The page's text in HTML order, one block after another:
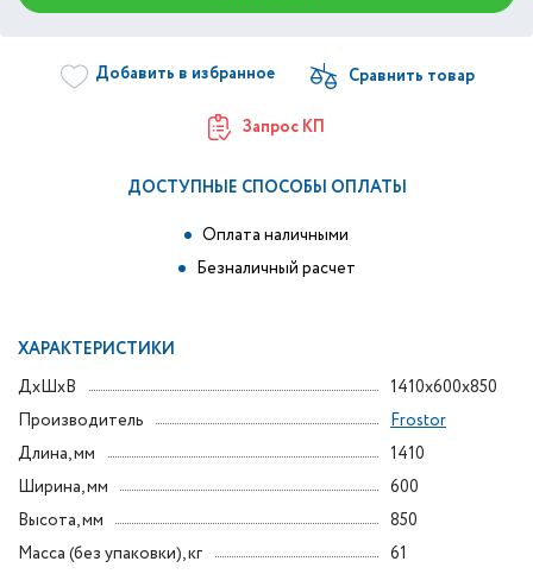
Добавить в избранное
Запрос КП
ДОСТУПНЫЕ СПОСОБЫ ОПЛАТЫ
Оплата наличными
Безналичный расчет
ХАРАКТЕРИСТИКИ
ДxШxВ
1410x600x850
Производитель
Frostor
Длина, мм
1410
Ширина, мм
600
Высота, мм
850
Масса (без упаковки), кг
61